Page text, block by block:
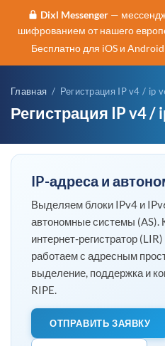
Dixl Messenger —
шифрованием от нашего
Бесплатно для iOS и Android
Главная / Регистрация IP v4 / ip
Регистрация IP v4 /
IP-адреса и
Выделяем блоки IPv4 и
автономные системы (AS).
интернет-регистратор
работаем с адресным
выделение, поддержка и
RIPE.
ОТПРАВИТЬ ЗАЯВКУ